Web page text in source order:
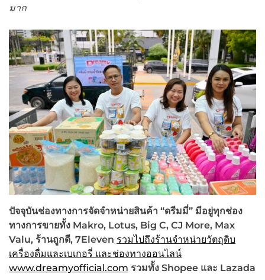
มาก
ปัจจุบันช่องทางการจัดจำหน่ายสินค้า “ดรีมมี่” มีอยู่ทุกช่อง
ทางการขายทั้ง Makro, Lotus, Big C, CJ More, Max
Valu, ร้านถูกดี, 7Eleven รวมไปถึงร้านจำหน่ายวัตถุดิบ
เครื่องดื่มและเบเกอรี่ และช่องทางออนไลน์
www.dreamyofficial.com รวมทั้ง Shopee และ Lazada